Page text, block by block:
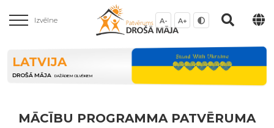
Izvēlne A- A+
LATVIJA
DROŠĀ MĀJA DAŽĀDIEM CILVĒKIEM
MĀCĪBU PROGRAMMA PATVĒRUMA